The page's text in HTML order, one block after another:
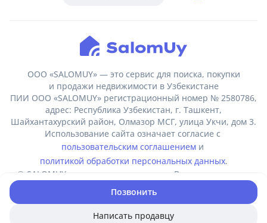
Позвонить
Написать продавцу
ООО «SALOMUY» — это сервис для поиска, покупки
и продажи недвижимости в Узбекистане
ПИИ ООО «SALOMUY» регистрационный номер № 2580786,
адрес: Республика Узбекистан, г. Ташкент,
Шайхантахурский район, Олмазор МСГ, улица Укчи, дом 3.
Использование сайта означает согласие с
пользовательским соглашениеми
политикой обработки персональных данных.
© SALOMUY — все права защищены. Воспроизведение,
использование информации с сайта salomuy.uz возможно